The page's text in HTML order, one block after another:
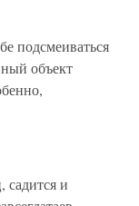
подсмеиваться
объект
садится и